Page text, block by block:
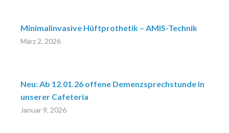
Minimalinvasive Hüftprothetik – AMIS-Technik
März 2, 2026
Neu: Ab 12.01.26 offene Demenzsprechstunde in
unserer Cafeteria
Januar 9, 2026